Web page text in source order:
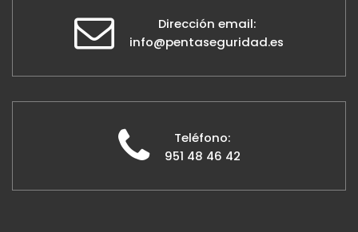
Dirección email:
info@pentaseguridad.es
Teléfono:
951 48 46 42